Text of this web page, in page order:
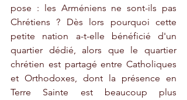
pose : les Arméniens ne sont-ils pas
Chrétiens ? Dès lors pourquoi cette
petite nation a-t-elle bénéficié d'un
quartier dédié, alors que le quartier
chrétien est partagé entre Catholiques
et Orthodoxes, dont la présence en
Terre Sainte est beaucoup plus